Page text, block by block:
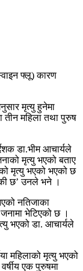
फ्लू) कारण
मृत्यु हुनेमा
तीन महिला तथा पुरुष
डा.भीम आचार्यले
मृत्यु भएको बताए
मृत्यु भएको भएको छ
छ’ उनले भने ।
नतिजाका
भेटिएको छ ।
भएको डा. आचार्यले
महिलाको मृत्यु भएको
एक पुरुषमा